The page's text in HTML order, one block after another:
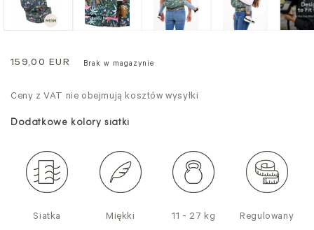
Cena
159,00 EUR Brak w magazynie
Ceny z VAT nie obejmują kosztów wysyłki
Dodatkowe kolory siatki
Siatka Miękki 11 - 27 kg Regulowany